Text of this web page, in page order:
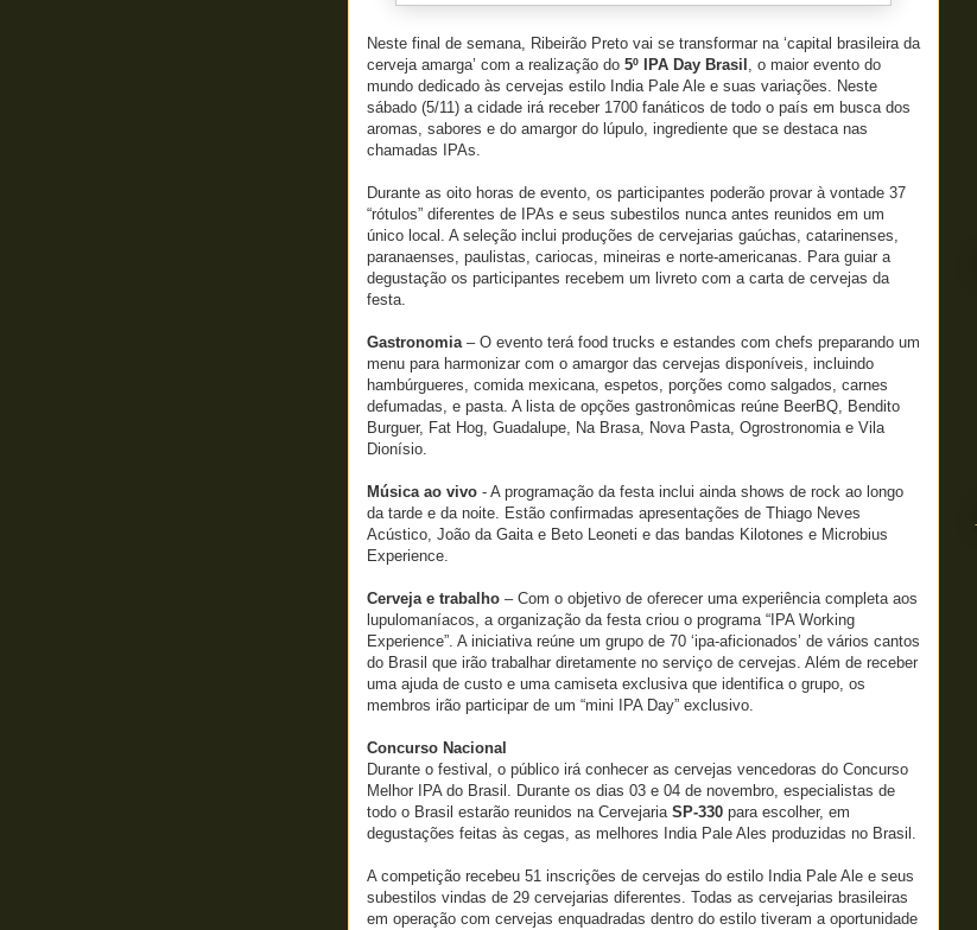
Neste final de semana, Ribeirão Preto vai se transformar na ‘capital brasileira da
cerveja amarga’ com a realização do 5º IPA Day Brasil , o maior evento do
mundo dedicado às cervejas estilo India Pale Ale e suas variações. Neste
sábado (5/11) a cidade irá receber 1700 fanáticos de todo o país em busca dos
aromas, sabores e do amargor do lúpulo, ingrediente que se destaca nas
chamadas IPAs.
Durante as oito horas de evento, os participantes poderão provar à vontade 37
“rótulos” diferentes de IPAs e seus subestilos nunca antes reunidos em um
único local. A seleção inclui produções de cervejarias gaúchas, catarinenses,
paranaenses, paulistas, cariocas, mineiras e norte-americanas. Para guiar a
degustação os participantes recebem um livreto com a carta de cervejas da
festa.
Gastronomia– O evento terá food trucks e estandes com chefs preparando um
menu para harmonizar com o amargor das cervejas disponíveis, incluindo
hambúrgueres, comida mexicana, espetos, porções como salgados, carnes
defumadas, e pasta. A lista de opções gastronômicas reúne BeerBQ, Bendito
Burguer, Fat Hog, Guadalupe, Na Brasa, Nova Pasta, Ogrostronomia e Vila
Dionísio.
Música ao vivo - A programação da festa inclui ainda shows de rock ao longo
da tarde e da noite. Estão confirmadas apresentações de Thiago Neves
Acústico, João da Gaita e Beto Leoneti e das bandas Kilotones e Microbius
Experience.
Cerveja e trabalho – Com o objetivo de oferecer uma experiência completa aos
lupulomaníacos, a organização da festa criou o programa “IPA Working
Experience”. A iniciativa reúne um grupo de 70 ‘ipa-aficionados’ de vários cantos
do Brasil que irão trabalhar diretamente no serviço de cervejas. Além de receber
uma ajuda de custo e uma camiseta exclusiva que identifica o grupo, os
membros irão participar de um “mini IPA Day” exclusivo.
Concurso Nacional
Durante o festival, o público irá conhecer as cervejas vencedoras do Concurso
Melhor IPA do Brasil. Durante os dias 03 e 04 de novembro, especialistas de
todo o Brasil estarão reunidos na Cervejaria SP-330 para escolher, em
degustações feitas às cegas, as melhores India Pale Ales produzidas no Brasil.
A competição recebeu 51 inscrições de cervejas do estilo India Pale Ale e seus
subestilos vindas de 29 cervejarias diferentes. Todas as cervejarias brasileiras
em operação com cervejas enquadradas dentro do estilo tiveram a oportunidade